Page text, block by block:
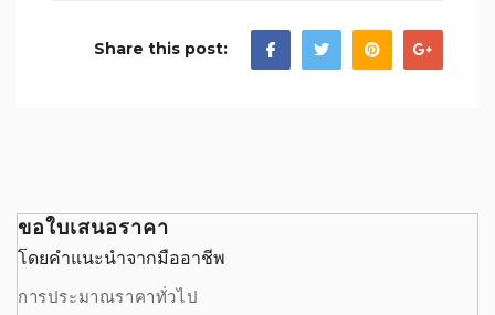
Share this post:
ขอใบเสนอราคา
โดยคำแนะนำจากมืออาชีพ
การประมาณราคาทั่วไป